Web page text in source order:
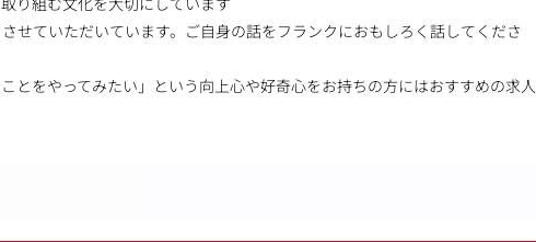
せていただいています。ご自身の話をフランクにおもしろく話してくださ
とをやってみたい」という向上心や好奇心をお持ちの方にはおすすめの求人